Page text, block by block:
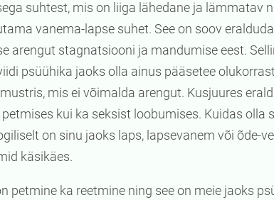
suhtest, mis on liiga lähedane ja lämmatav
vanema-lapse suhet. See on soov
arengut stagnatsiooni ja mandumise eest.
psüühika jaoks olla ainus pääsetee
mis ei võimalda arengut. Kusjuures
kui ka seksist loobumises. Kuidas olla
on sinu jaoks laps, lapsevanem või õde-
käsikäes.
petmine ka reetmine ning see on meie jaoks